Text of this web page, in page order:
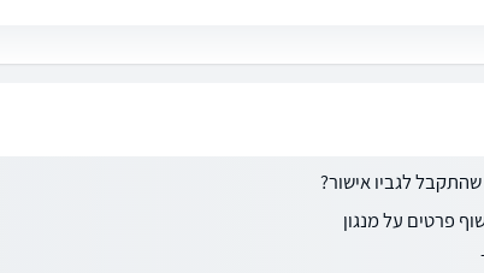
לגביו אישור?
פרטים על מנגון